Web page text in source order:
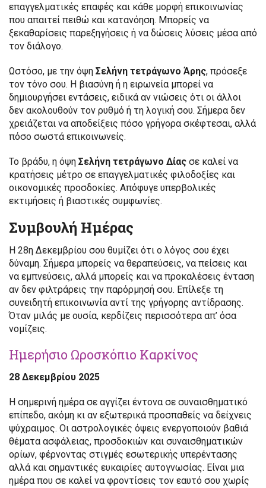
επαγγελματικές επαφές και κάθε μορφή επικοινωνίας
που απαιτεί πειθώ και κατανόηση. Μπορείς να
ξεκαθαρίσεις παρεξηγήσεις ή να δώσεις λύσεις μέσα από
τον διάλογο.
Ωστόσο, με την όψη Σελήνη τετράγωνο Άρης, πρόσεξε
τον τόνο σου. Η βιασύνη ή η ειρωνεία μπορεί να
δημιουργήσει εντάσεις, ειδικά αν νιώσεις ότι οι άλλοι
δεν ακολουθούν τον ρυθμό ή τη λογική σου. Σήμερα δεν
χρειάζεται να αποδείξεις πόσο γρήγορα σκέφτεσαι, αλλά
πόσο σωστά επικοινωνείς.
Το βράδυ, η όψη Σελήνη τετράγωνο Δίας σε καλεί να
κρατήσεις μέτρο σε επαγγελματικές φιλοδοξίες και
οικονομικές προσδοκίες. Απόφυγε υπερβολικές
εκτιμήσεις ή βιαστικές συμφωνίες.
Συμβουλή Ημέρας
Η 28η Δεκεμβρίου σου θυμίζει ότι ο λόγος σου έχει
δύναμη. Σήμερα μπορείς να θεραπεύσεις, να πείσεις και
να εμπνεύσεις, αλλά μπορείς και να προκαλέσεις ένταση
αν δεν φιλτράρεις την παρόρμησή σου. Επίλεξε τη
συνειδητή επικοινωνία αντί της γρήγορης αντίδρασης.
Όταν μιλάς με ουσία, κερδίζεις περισσότερα απ’ όσα
νομίζεις.
Ημερήσιο Ωροσκόπιο Καρκίνος
28 Δεκεμβρίου 2025
Η σημερινή ημέρα σε αγγίζει έντονα σε συναισθηματικό
επίπεδο, ακόμη κι αν εξωτερικά προσπαθείς να δείχνεις
ψύχραιμος. Οι αστρολογικές όψεις ενεργοποιούν βαθιά
θέματα ασφάλειας, προσδοκιών και συναισθηματικών
ορίων, φέρνοντας στιγμές εσωτερικής υπερέντασης
αλλά και σημαντικές ευκαιρίες αυτογνωσίας. Είναι μια
ημέρα που σε καλεί να φροντίσεις τον εαυτό σου χωρίς